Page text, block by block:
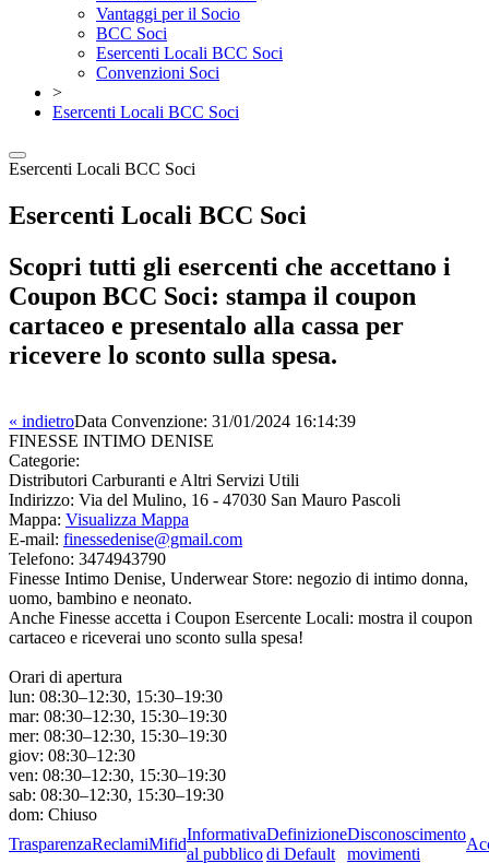
Vantaggi per il Socio
BCC Soci
Esercenti Locali BCC Soci
Convenzioni Soci
>
Esercenti Locali BCC Soci
Esercenti Locali BCC Soci
Esercenti Locali BCC Soci
Scopri tutti gli esercenti che accettano i
Coupon BCC Soci: stampa il coupon
cartaceo e presentalo alla cassa per
ricevere lo sconto sulla spesa.
« indietroData Convenzione: 31/01/2024 16:14:39
FINESSE INTIMO DENISE
Categorie:
Distributori Carburanti e Altri Servizi Utili
Indirizzo: Via del Mulino, 16 - 47030 San Mauro Pascoli
Mappa: Visualizza Mappa
E-mail: finessedenise@gmail.com
Telefono: 3474943790
Finesse Intimo Denise, Underwear Store: negozio di intimo donna,
uomo, bambino e neonato.
Anche Finesse accetta i Coupon Esercente Locali: mostra il coupon
cartaceo e riceverai uno sconto sulla spesa!
Orari di apertura
lun: 08:30–12:30, 15:30–19:30
mar: 08:30–12:30, 15:30–19:30
mer: 08:30–12:30, 15:30–19:30
giov: 08:30–12:30
ven: 08:30–12:30, 15:30–19:30
sab: 08:30–12:30, 15:30–19:30
dom: Chiuso
TrasparenzaReclamiMifid
Informativa
al pubblico
Definizione
di Default
Disconoscimento
movimenti